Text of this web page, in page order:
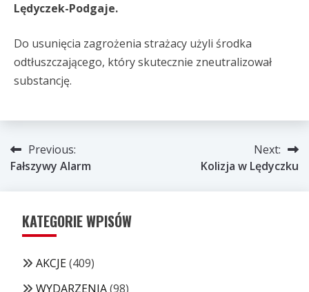
Lędyczek-Podgaje.
Do usunięcia zagrożenia strażacy użyli środka
odtłuszczającego, który skutecznie zneutralizował
substancję.
Nawigacja
wpisu
Previous:
Fałszywy Alarm
Next:
Kolizja w Lędyczku
KATEGORIE WPISÓW
AKCJE(409)
WYDARZENIA(98)